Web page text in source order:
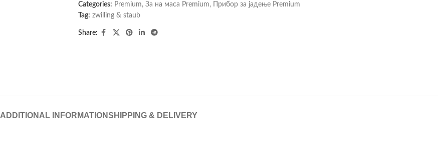
Categories: Premium, За на маса Premium,
Прибор за јадење Premium
Tag: zwilling & staub
Share:
ADDITIONAL INFORMATIONSHIPPING & DELIVERY